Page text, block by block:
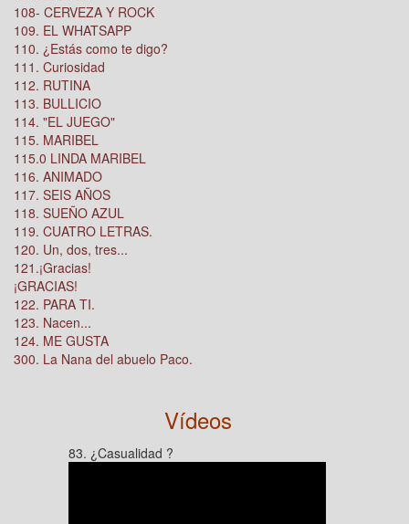
108- CERVEZA Y ROCK
109. EL WHATSAPP
110. ¿Estás como te digo?
111. Curiosidad
112. RUTINA
113. BULLICIO
114. "EL JUEGO"
115. MARIBEL
115.0 LINDA MARIBEL
116. ANIMADO
117. SEIS AÑOS
118. SUEÑO AZUL
119. CUATRO LETRAS.
120. Un, dos, tres...
121.¡Gracias!
¡GRACIAS!
122. PARA TI.
123. Nacen...
124. ME GUSTA
300. La Nana del abuelo Paco.
Vídeos
83. ¿Casualidad ?